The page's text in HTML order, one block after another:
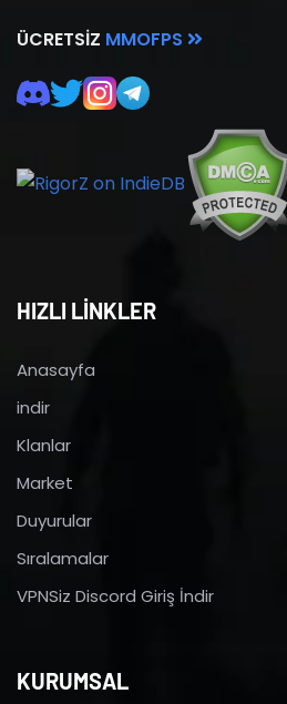
ÜCRETSIZ MMOFPS
HIZLI LİNKLER
Anasayfa
indir
Klanlar
Market
Duyurular
Sıralamalar
VPNSiz Discord Giriş İndir
KURUMSAL